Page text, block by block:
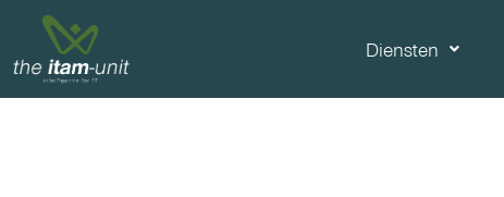
Doorgaan
inhoud
Diensten